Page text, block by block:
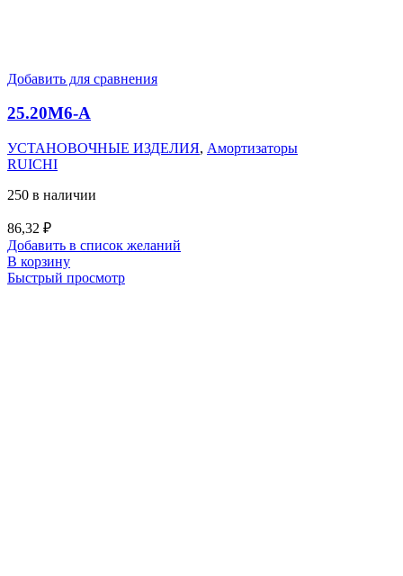
Добавить для сравнения
25.20M6-А
УСТАНОВОЧНЫЕ ИЗДЕЛИЯ, Амортизаторы
RUICHI
250 в наличии
86,32 ₽
Добавить в список желаний
В корзину
Быстрый просмотр